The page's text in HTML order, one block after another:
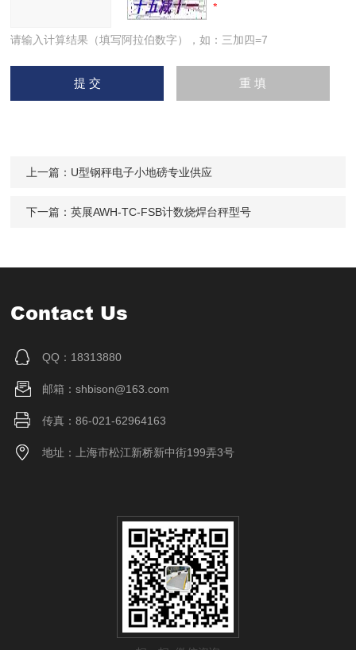
请输入计算结果（填写阿拉伯数字），如：三加四=7
上一篇： U型钢秤电子小地磅专业供应
下一篇：英展AWH-TC-FSB计数烧焊台秤型号
Contact Us
QQ：18313880
邮箱：shbison@163.com
传真：86-021-62964163
地址：上海市松江新桥新中街199弄3号